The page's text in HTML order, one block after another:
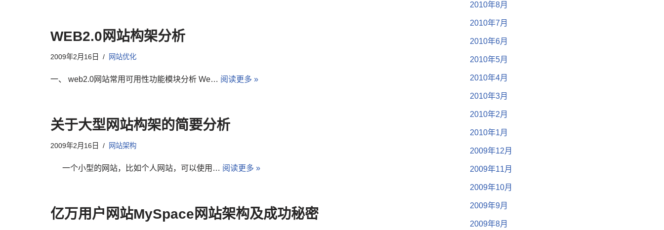
WEB2.0网站构架分析
2009年2月16日 网站优化
一、 web2.0网站常用可用性功能模块分析 We… 阅读更多 »
关于大型网站构架的简要分析
2009年2月16日 网站架构
一个小型的网站，比如个人网站，可以使用… 阅读更多 »
亿万用户网站MySpace网站架构及成功秘密
2010年8月
2010年7月
2010年6月
2010年5月
2010年4月
2010年3月
2010年2月
2010年1月
2009年12月
2009年11月
2009年10月
2009年9月
2009年8月